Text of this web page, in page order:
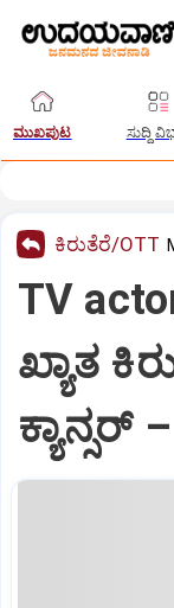
ಮುಖಪುಟ ಸುದ್ದಿ
ಕಿರುತೆರೆ/OTT
TV
ಖ್ಯಾತ
ಕ್ಯಾನ್ಸರ್